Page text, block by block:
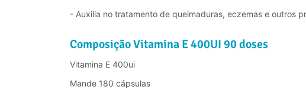
- Auxilia no tratamento de queimaduras, eczemas e outros
Composição Vitamina E 400UI 90 doses
Vitamina E 400ui
Mande 180 cápsulas